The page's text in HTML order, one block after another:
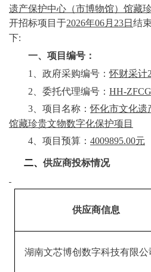
遗产保护中心（市博物馆）馆藏
开招标项目于2026年06月23日 结
下:
一、项目编号：
1、政府采购编号：怀财采计
2、委托代理编号： HH-
3、项目名称：怀化市文化遗
馆藏珍贵文物数字化保护项目
4、项目预算： 4009895.00元
二、供应商投标情况
供应商信息
湖南文芯博创数字科技有限公